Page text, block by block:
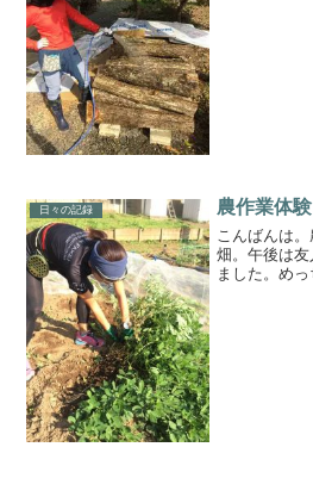
日々の記録 農作業体験
こんばんは
畑。午後は
ました。め